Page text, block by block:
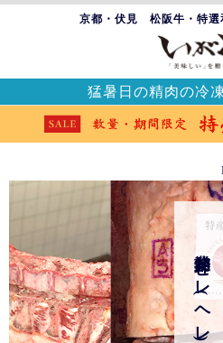
京都・伏見 松阪牛・特
猛暑日の精肉の冷
業務卸 ヒレ(ヘレ)